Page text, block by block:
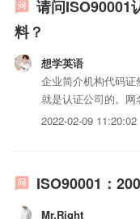
请问ISO90001
料？
想学英语
企业简介机构代码
就是认证公司的。
哦
2022-02-09 11:20:02
ISO90001：
Mr.Right